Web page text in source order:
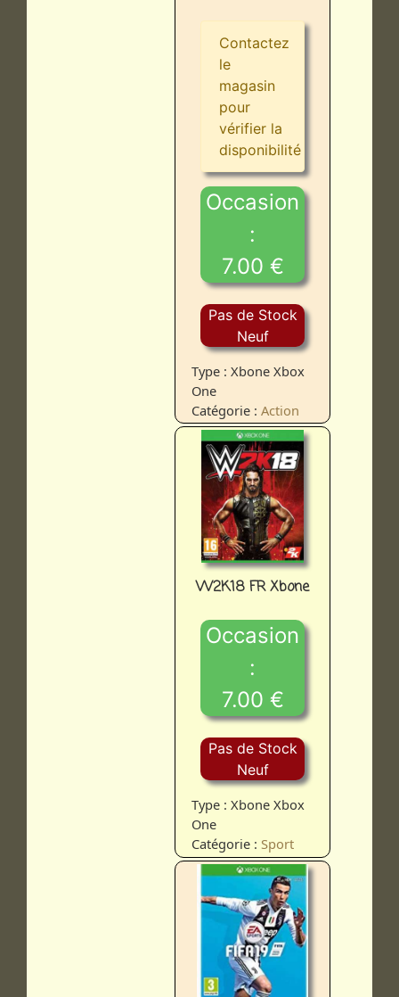
Contactez
le
magasin
pour
vérifier la
disponibilité
Occasion
:
7.00 €
Pas de Stock
Neuf
Type : Xbone Xbox
One
Catégorie :Action
W2K18 FR Xbone
Occasion
:
7.00 €
Pas de Stock
Neuf
Type : Xbone Xbox
One
Catégorie : Sport